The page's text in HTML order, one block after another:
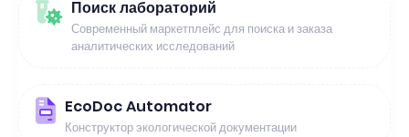
Поиск лабораторий
Современный маркетплейс для поиска и заказа
аналитических исследований
EcoDoc Automator
Конструктор экологической документации